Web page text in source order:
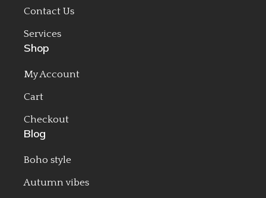
Contact Us
Services
Shop
My Account
Cart
Checkout
Blog
Boho style
Autumn vibes